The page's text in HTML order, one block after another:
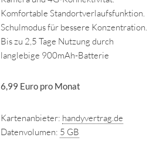
Komfortable Standortverlaufsfunktion.
Schulmodus für bessere Konzentration.
Bis zu 2,5 Tage Nutzung durch
langlebige 900mAh-Batterie
6,99 Euro pro Monat
Kartenanbieter: handyvertrag.de
Datenvolumen: 5 GB